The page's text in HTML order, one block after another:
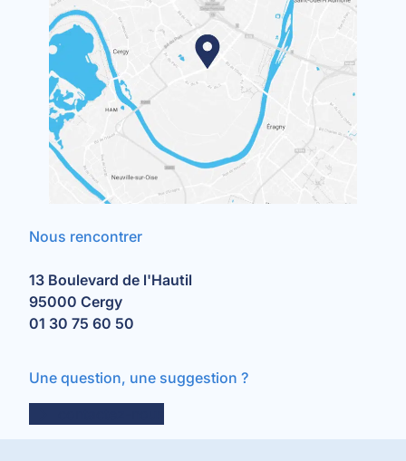
Nous rencontrer
13 Boulevard de l'Hautil
95000 Cergy
01 30 75 60 50
Une question, une suggestion ?